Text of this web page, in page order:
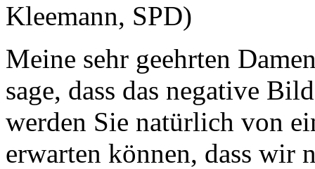
Kleemann, SPD)
Meine sehr geehrten
sage, dass das negative
werden Sie natürlich von
erwarten können, dass wir